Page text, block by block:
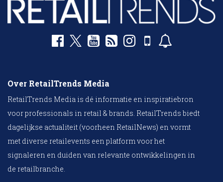
Over RetailTrends Media
RetailTrends Media is dé informatie en inspiratiebron
voor professionals in retail & brands. RetailTrends biedt
dagelijkse actualiteit (voorheen RetailNews) en vormt
met diverse retailevents een platform voor het
signaleren en duiden van relevante ontwikkelingen in
de retailbranche.